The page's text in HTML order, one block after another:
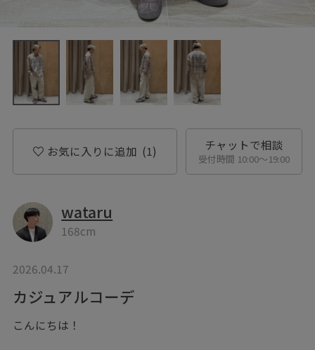
お気に入りに追加 (1) チャットで相談
受付時間 10:00〜19:00
wataru
168cm
2026.04.17
カジュアルコーデ
こんにちは！